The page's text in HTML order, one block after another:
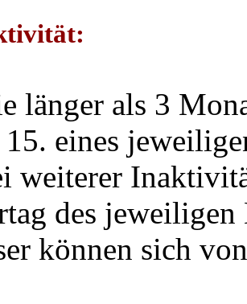
länger als 3
eines
weiterer
des
können sich